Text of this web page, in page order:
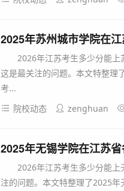
2025年苏州城市学院在
2026年江苏考生多少分能上苏
这是最关注的问题。本文特整理
考...
院校动态
zenghuan
2025年无锡学院在江苏
2026年江苏考生多少分能上
注的问题。本文特整理了